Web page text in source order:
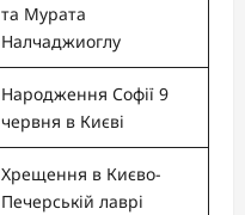
та Мурата
Налчаджиоглу
Народження Софії 9
червня в Києві
Хрещення в Києво-
Печерській лаврі